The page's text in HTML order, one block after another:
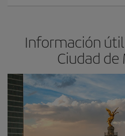
Información
Ciudad de